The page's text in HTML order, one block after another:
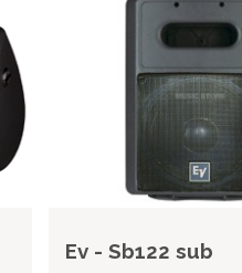
Ev - Sb122 sub